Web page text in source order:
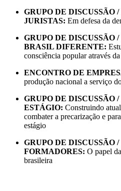
GRUPO DE DISCUSSÃO
JURISTAS: Em defesa da
GRUPO DE DISCUSSÃO
BRASIL DIFERENTE:
consciência popular através
ENCONTRO DE
produção nacional a serviço
GRUPO DE DISCUSSÃO
ESTÁGIO: Construindo
combater a precarização e
estágio
GRUPO DE DISCUSSÃO
FORMADORES: O papel
brasileira